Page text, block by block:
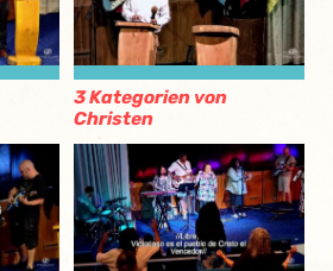
3 Kategorien von
Christen